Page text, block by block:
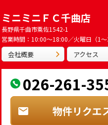
ミニミニＦＣ千曲店
長野県千曲市粟佐1542-1
営業時間：10:00～18:00／火曜日（1～
会社概要 アクセス
026-261-
物件リクエ